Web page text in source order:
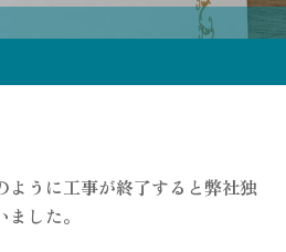
ように工事が終了すると弊社独
した。